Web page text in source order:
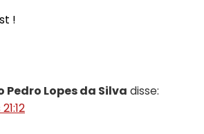
!
Pedro Lopes da Silva disse: